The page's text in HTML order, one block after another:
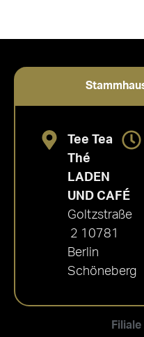
Tee Tea
Thé
LADEN
UND CAFÉ
Goltzstraße
2 10781
Berlin
Schöneberg